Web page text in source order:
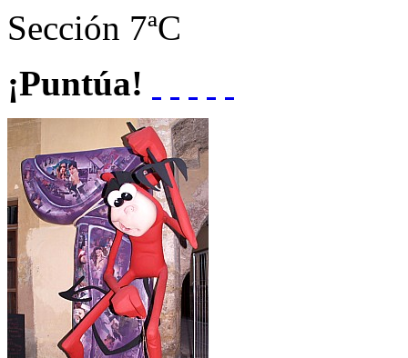
Sección 7ªC
¡Puntúa!